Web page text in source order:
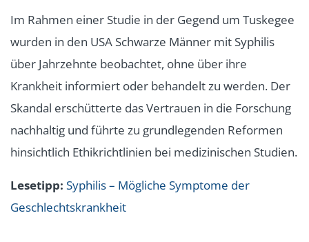
Im Rahmen einer Studie in der Gegend um Tuskegee
wurden in den USA Schwarze Männer mit Syphilis
über Jahrzehnte beobachtet, ohne über ihre
Krankheit informiert oder behandelt zu werden. Der
Skandal erschütterte das Vertrauen in die Forschung
nachhaltig und führte zu grundlegenden Reformen
hinsichtlich Ethikrichtlinien bei medizinischen Studien.
Lesetipp: Syphilis – Mögliche Symptome der
Geschlechtskrankheit